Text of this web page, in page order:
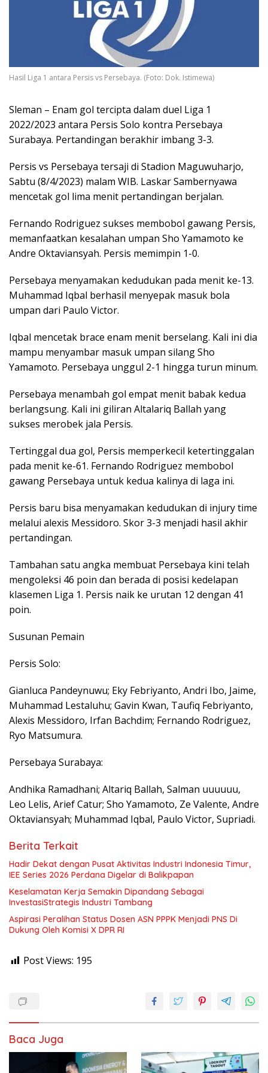
Hasil Liga 1 antara Persis vs Persebaya. (Foto: Dok. Istimewa)
Sleman – Enam gol tercipta dalam duel Liga 1
2022/2023 antara Persis Solo kontra Persebaya
Surabaya. Pertandingan berakhir imbang 3-3.
Persis vs Persebaya tersaji di Stadion Maguwuharjo,
Sabtu (8/4/2023) malam WIB. Laskar Sambernyawa
mencetak gol lima menit pertandingan berjalan.
Fernando Rodriguez sukses membobol gawang Persis,
memanfaatkan kesalahan umpan Sho Yamamoto ke
Andre Oktaviansyah. Persis memimpin 1-0.
Persebaya menyamakan kedudukan pada menit ke-13.
Muhammad Iqbal berhasil menyepak masuk bola
umpan dari Paulo Victor.
Iqbal mencetak brace enam menit berselang. Kali ini dia
mampu menyambar masuk umpan silang Sho
Yamamoto. Persebaya unggul 2-1 hingga turun minum.
Persebaya menambah gol empat menit babak kedua
berlangsung. Kali ini giliran Altalariq Ballah yang
sukses merobek jala Persis.
Tertinggal dua gol, Persis memperkecil ketertinggalan
pada menit ke-61. Fernando Rodriguez membobol
gawang Persebaya untuk kedua kalinya di laga ini.
Persis baru bisa menyamakan kedudukan di injury time
melalui alexis Messidoro. Skor 3-3 menjadi hasil akhir
pertandingan.
Tambahan satu angka membuat Persebaya kini telah
mengoleksi 46 poin dan berada di posisi kedelapan
klasemen Liga 1. Persis naik ke urutan 12 dengan 41
poin.
Susunan Pemain
Persis Solo:
Gianluca Pandeynuwu; Eky Febriyanto, Andri Ibo, Jaime,
Muhammad Lestaluhu; Gavin Kwan, Taufiq Febriyanto,
Alexis Messidoro, Irfan Bachdim; Fernando Rodriguez,
Ryo Matsumura.
Persebaya Surabaya:
Andhika Ramadhani; Altariq Ballah, Salman uuuuuu,
Leo Lelis, Arief Catur; Sho Yamamoto, Ze Valente, Andre
Oktaviansyah; Muhammad Iqbal, Paulo Victor, Supriadi.
Berita Terkait
Hadir Dekat dengan Pusat Aktivitas Industri Indonesia Timur,
IEE Series 2026 Perdana Digelar di Balikpapan
Keselamatan Kerja Semakin Dipandang Sebagai
InvestasiStrategis Industri Tambang
Aspirasi Peralihan Status Dosen ASN PPPK Menjadi PNS Di
Dukung Oleh Komisi X DPR RI
Post Views: 195
Baca Juga